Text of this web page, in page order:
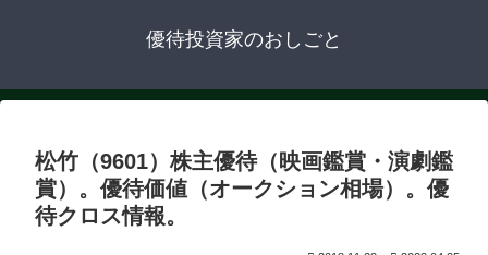
優待投資家のおしごと
松竹（9601）株主優待（映画鑑賞・演劇鑑
賞）。優待価値（オークション相場）。優
待クロス情報。